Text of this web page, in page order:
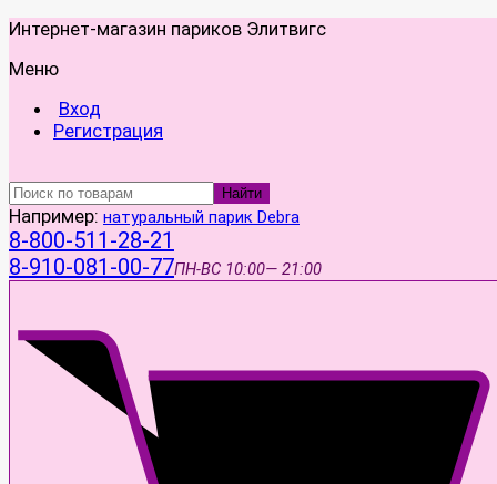
Интернет-магазин париков Элитвигс
Меню
Вход
Регистрация
Найти
Например: натуральный парик Debra
8-800-511-28-21
8-910-081-00-77ПН-ВС 10:00— 21:00